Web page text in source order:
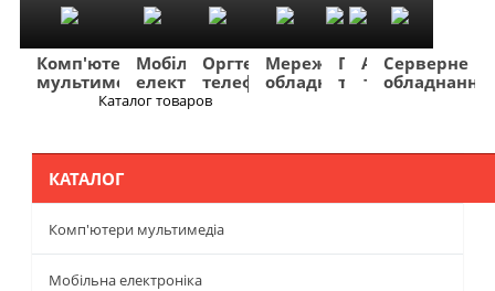
Комп'ютери
мультимедіа
Мобільна
електроніка
Оргтехніка
телефонія
Мережеве
обладнання
Побутова
техніка
TV
та
Фото
та
Авто
та
Серверне
обладнання
Каталог товаров
КАТАЛОГ
Комп'ютери мультимедіа
Мобільна електроніка